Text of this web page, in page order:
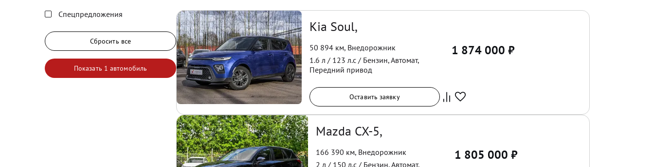
Спецпредложения
Сбросить все
Показать 1 автомобиль
Kia Soul,
50 894 км, Внедорожник
1.6 л / 123 л.с / Бензин,Автомат,
Передний привод
1 874 000 ₽
Оставить заявку
Mazda CX-5,
166 390 км, Внедорожник
2 л / 150 л.с / Бензин,Автомат,
1 805 000 ₽